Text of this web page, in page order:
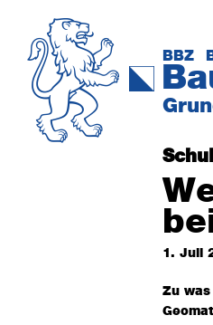
Hauptnavigation
springen
Inhalt
springen
Baubranche
BBZ
1. Juli
Zu